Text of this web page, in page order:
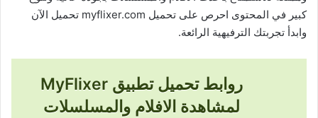
كبير في المحتوى احرص على تحميل myflixer.com تحميل الآن
وابدأ تجربتك الترفيهية الرائعة.
روابط تحميل تطبيق MyFlixer
لمشاهدة الافلام والمسلسلات